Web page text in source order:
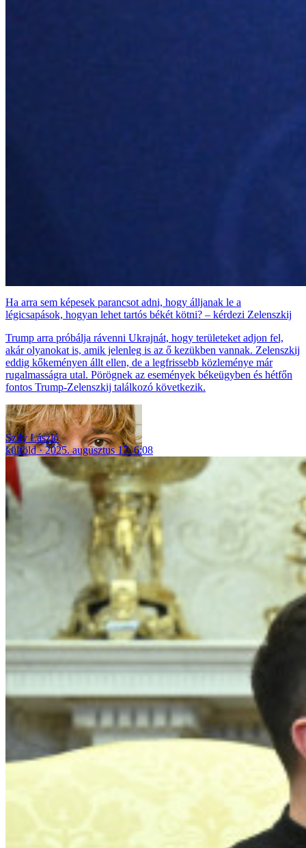
Ha arra sem képesek parancsot adni, hogy álljanak le a
légicsapások, hogyan lehet tartós békét kötni? – kérdezi Zelenszkij
Trump arra próbálja rávenni Ukrajnát, hogy területeket adjon fel,
akár olyanokat is, amik jelenleg is az ő kezükben vannak. Zelenszkij
eddig kőkeményen állt ellen, de a legfrissebb közleménye már
rugalmasságra utal. Pörögnek az események békeügyben és hétfőn
fontos Trump-Zelenszkij találkozó következik.
Szily László
külföld
2025. augusztus 17. 6:08